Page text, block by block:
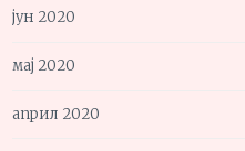
јун 2020
мај 2020
април 2020